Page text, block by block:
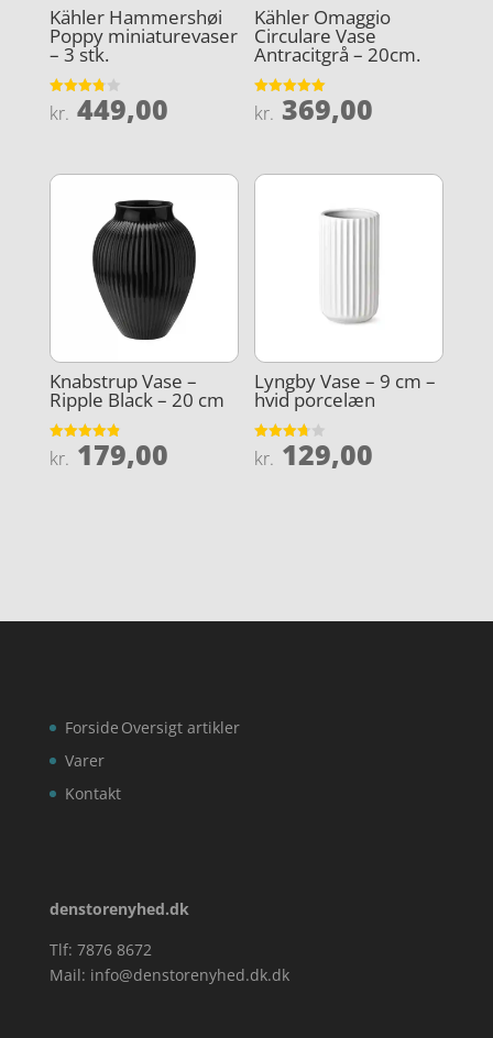
Kähler Hammershøi
Poppy miniaturevaser
– 3 stk.
Vurderet
3.8
kr. 449,00
Kähler Omaggio
Circulare Vase
Antracitgrå – 20cm.
Vurderet
5
kr. 369,00
Knabstrup Vase –
Ripple Black – 20 cm
Vurderet
4.9
kr. 179,00
Lyngby Vase – 9 cm –
hvid porcelæn
Vurderet
3.7
kr. 129,00
Forside
Varer
Kontakt
Oversigt artikler
denstorenyhed.dk
Tlf: 7876 8672
Mail: info@denstorenyhed.dk.dk